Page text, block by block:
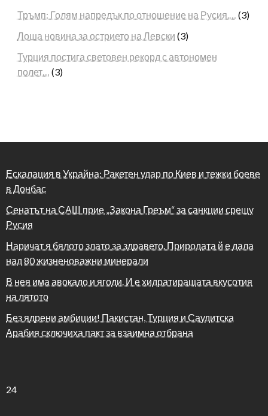
Тръмп: Голям напредък по отношение на Русия.… (3)
Лоша новина за острието на Левски (3)
Турция постига световен рекорд с автономен
полет… (3)
Ескалация в Украйна: Ракетен удар по Киев и тежки боеве
в Донбас
Сенатът на САЩ прие „Закона Греъм“ за санкции срещу
Русия
Наричат я бялото злато за здравето. Природата й е дала
над 80 жизненоважни минерали
В нея има авокадо и ягоди. И е хидратиращата вкусотия
на лятото
Без ядрени амбиции! Пакистан, Турция и Саудитска
Арабия сключиха пакт за взаимна отбрана
24